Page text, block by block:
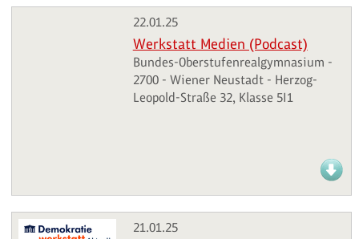
22.01.25
Werkstatt Medien (Podcast)
Bundes-Oberstufenrealgymnasium -
2700 - Wiener Neustadt - Herzog-
Leopold-Straße 32, Klasse 5I1
21.01.25